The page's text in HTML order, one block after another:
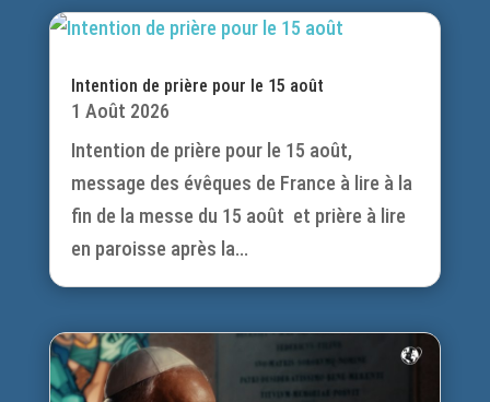
Intention de prière pour le 15 août
1 Août 2026
Intention de prière pour le 15 août,
message des évêques de France à lire à la
fin de la messe du 15 août et prière à lire
en paroisse après la...